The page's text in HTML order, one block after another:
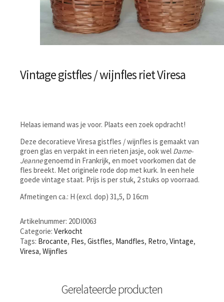
Vintage gistfles / wijnfles riet Viresa
Helaas iemand was je voor. Plaats een zoek opdracht!
Deze decoratieve Viresa gistfles / wijnfles is gemaakt van
groen glas en verpakt in een rieten jasje, ook wel Dame-
Jeannegenoemd in Frankrijk, en moet voorkomen dat de
fles breekt. Met originele rode dop met kurk. In een hele
goede vintage staat. Prijs is per stuk, 2 stuks op voorraad.
Afmetingen ca.: H (excl. dop) 31,5, D 16cm
Artikelnummer: 20DI0063
Categorie: Verkocht
Tags: Brocante, Fles, Gistfles, Mandfles, Retro, Vintage,
Viresa, Wijnfles
Gerelateerde producten